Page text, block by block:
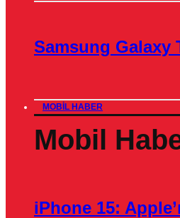
Samsung Galaxy
MOBIL HABER
Mobil
iPhone 15: